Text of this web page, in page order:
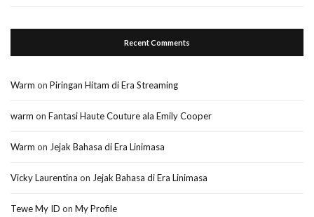
Recent Comments
Warm on Piringan Hitam di Era Streaming
warm on Fantasi Haute Couture ala Emily Cooper
Warm on Jejak Bahasa di Era Linimasa
Vicky Laurentina on Jejak Bahasa di Era Linimasa
Tewe My ID on My Profile